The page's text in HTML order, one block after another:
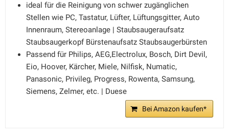
ideal für die Reinigung von schwer zugänglichen
Stellen wie PC, Tastatur, Lüfter, Lüftungsgitter, Auto
Innenraum, Stereoanlage | Staubsaugeraufsatz
Staubsaugerkopf Bürstenaufsatz Staubsaugerbürsten
Passend für Philips, AEG,Electrolux, Bosch, Dirt Devil,
Eio, Hoover, Kärcher, Miele, Nilfisk, Numatic,
Panasonic, Privileg, Progress, Rowenta, Samsung,
Siemens, Zelmer, etc. | Duese
Bei Amazon kaufen*